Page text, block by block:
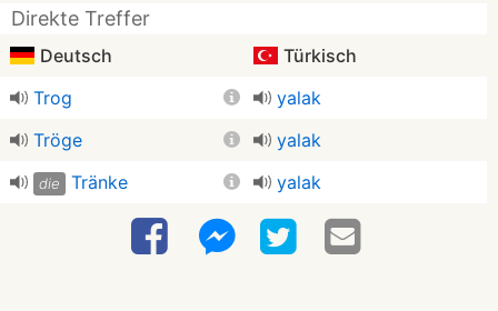
Direkte Treffer
Deutsch
Türkisch
Trog
yalak
Tröge
yalak
die Tränke yalak